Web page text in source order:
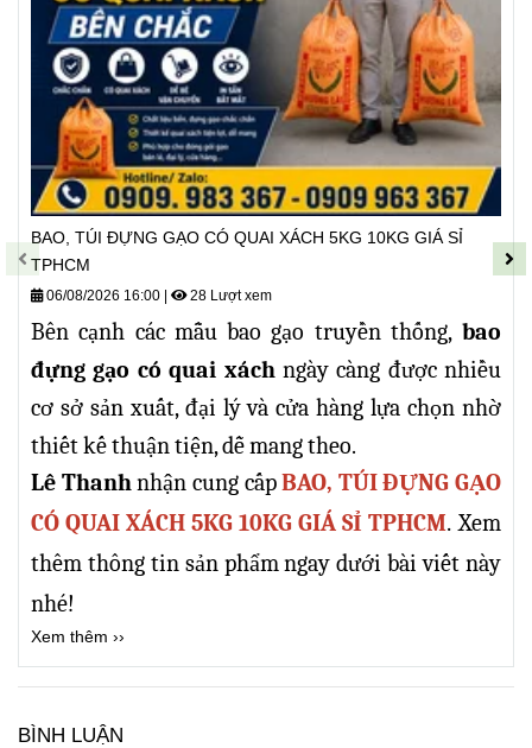
BAO, TÚI ĐỰNG GẠO CÓ QUAI XÁCH 5KG 10KG GIÁ SỈ
TPHCM
06/08/2026 16:00 | 28 Lượt xem
Bên cạnh các mẫu bao gạo truyền thống, bao
đựng gạo có quai xách ngày càng được nhiều
cơ sở sản xuất, đại lý và cửa hàng lựa chọn nhờ
thiết kế thuận tiện, dễ mang theo.
Lê Thanh nhận cung cấpBAO, TÚI ĐỰNG GẠO
CÓ QUAI XÁCH 5KG 10KG GIÁ SỈ TPHCM. Xem
thêm thông tin sản phẩm ngay dưới bài viết này
nhé!
Xem thêm ››
BÌNH LUẬN